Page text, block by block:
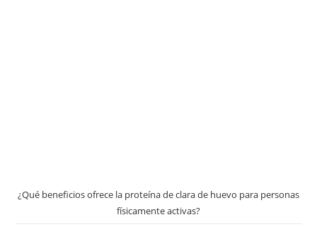
¿Qué beneficios ofrece la proteína de clara de huevo para personas
físicamente activas?